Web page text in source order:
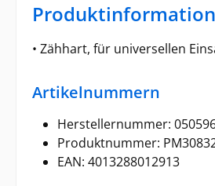
• Zähhart, für universellen
Artikelnummern
Herstellernummer:
Produktnummer:
EAN: 4013288012913